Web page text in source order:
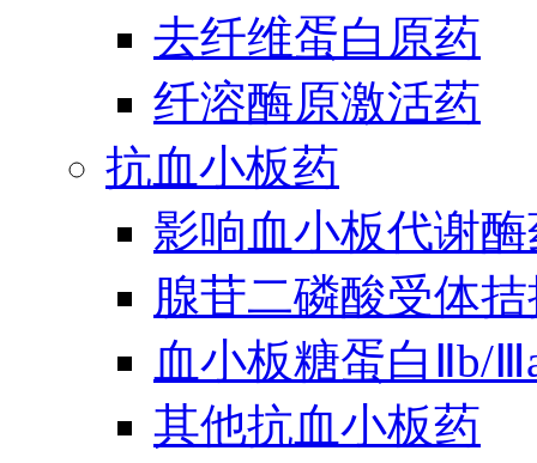
去纤维蛋白原药
纤溶酶原激活药
抗血小板药
影响血小板代谢
腺苷二磷酸受体
血小板糖蛋白Ⅱb/
其他抗血小板药